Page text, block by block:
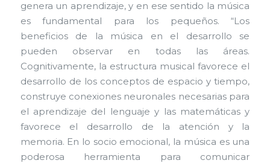
genera un aprendizaje, y en ese sentido la música
es fundamental para los pequeños. “Los
beneficios de la música en el desarrollo se
pueden observar en todas las áreas.
Cognitivamente, la estructura musical favorece el
desarrollo de los conceptos de espacio y tiempo,
construye conexiones neuronales necesarias para
el aprendizaje del lenguaje y las matemáticas y
favorece el desarrollo de la atención y la
memoria. En lo socio emocional, la música es una
poderosa herramienta para comunicar